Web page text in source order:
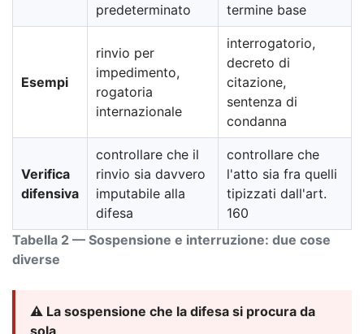
Tabella 2 — Sospensione e interruzione: due cose
diverse
predeterminato
termine base
Esempi
rinvio per
impedimento,
rogatoria
internazionale
interrogatorio,
decreto di
citazione,
sentenza di
condanna
Verifica
difensiva
controllare che il
rinvio sia davvero
imputabile alla
difesa
controllare che
l'atto sia fra quelli
tipizzati dall'art.
160
⚠️ La sospensione che la difesa si procura da
sola